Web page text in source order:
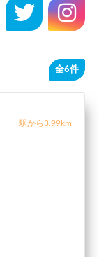
全6件
駅から3.99km